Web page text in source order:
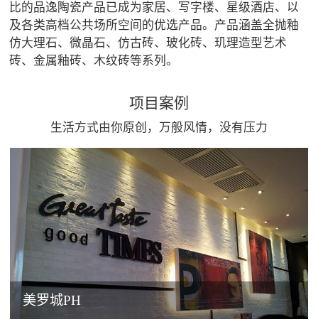
比的品逸陶瓷产品已成为家居、写字楼、星级酒店、以
及各类高档公共场所空间的优选产品。产品涵盖全抛釉
仿大理石、微晶石、仿古砖、玻化砖、玑理造型艺术
砖、金属釉砖、木纹砖等系列。
项目案例
生活方式由你原创，万般风情，没有压力
美罗城PH